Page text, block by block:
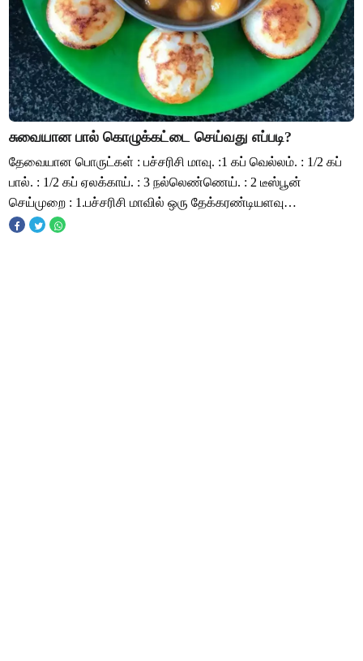
சுவையான பால் கொழுக்கட்டை செய்வது எப்படி?
தேவையான பொருட்கள் : பச்சரிசி மாவு. :1 கப் வெல்லம். : 1/2 கப்
பால். : 1/2 கப் ஏலக்காய். : 3 நல்லெண்ணெய். : 2 டீஸ்பூன்
செய்முறை : 1.பச்சரிசி மாவில் ஒரு தேக்கரண்டியளவு
நல்லெண்ணெய் ஊற்றி நன்றாக கலந்து அத